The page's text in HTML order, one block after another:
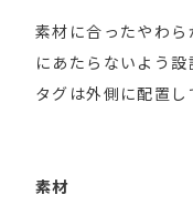
素材に合ったやわ
にあたらないよう設
タグは外側に配置し
素材